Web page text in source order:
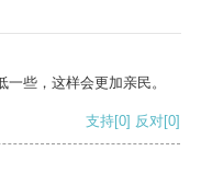
些，这样会更加亲民。
支持[0] 反对[0]